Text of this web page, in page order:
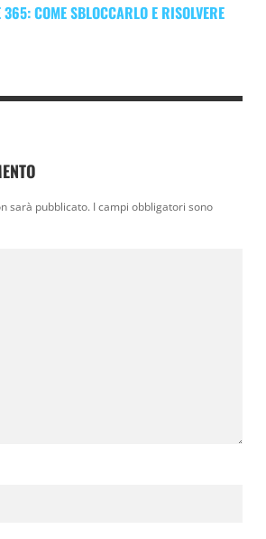
365: COME SBLOCCARLO E RISOLVERE
sarà pubblicato. I campi obbligatori sono